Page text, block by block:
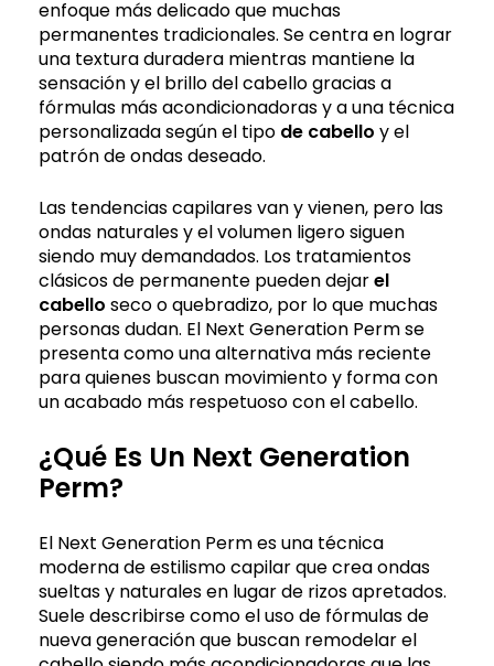
enfoque más delicado que muchas
permanentes tradicionales. Se centra en lograr
una textura duradera mientras mantiene la
sensación y el brillo del cabello gracias a
fórmulas más acondicionadoras y a una técnica
personalizada según el tipo de cabello y el
patrón de ondas deseado.
Las tendencias capilares van y vienen, pero las
ondas naturales y el volumen ligero siguen
siendo muy demandados. Los tratamientos
clásicos de permanente pueden dejarel
cabello seco o quebradizo, por lo que muchas
personas dudan. El Next Generation Perm se
presenta como una alternativa más reciente
para quienes buscan movimiento y forma con
un acabado más respetuoso con el cabello.
¿Qué Es Un Next Generation
Perm?
El Next Generation Perm es una técnica
moderna de estilismo capilar que crea ondas
sueltas y naturales en lugar de rizos apretados.
Suele describirse como el uso de fórmulas de
nueva generación que buscan remodelar el